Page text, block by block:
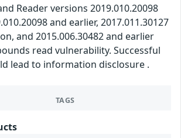
Reader versions 2019.010.20098
and earlier, 2017.011.30127
and 2015.006.30482 and earlier
read vulnerability. Successful
lead to information disclosure .
TAGS